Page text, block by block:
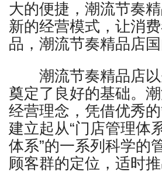
大的便捷， 潮流节奏
新的经营模式，让消
品， 潮流节奏精品店
潮流节奏精品店
奠定了良好的基础。
经营理念，凭借优秀
建立起从“门店管理体
体系”的一系列科学的
顾客群的定位，适时